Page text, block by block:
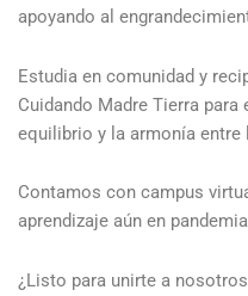
apoyando al
Estudia en comunidad y
Cuidando Madre Tierra para
equilibrio y la armonía entre
Contamos con campus
aprendizaje aún en
¿Listo para unirte a